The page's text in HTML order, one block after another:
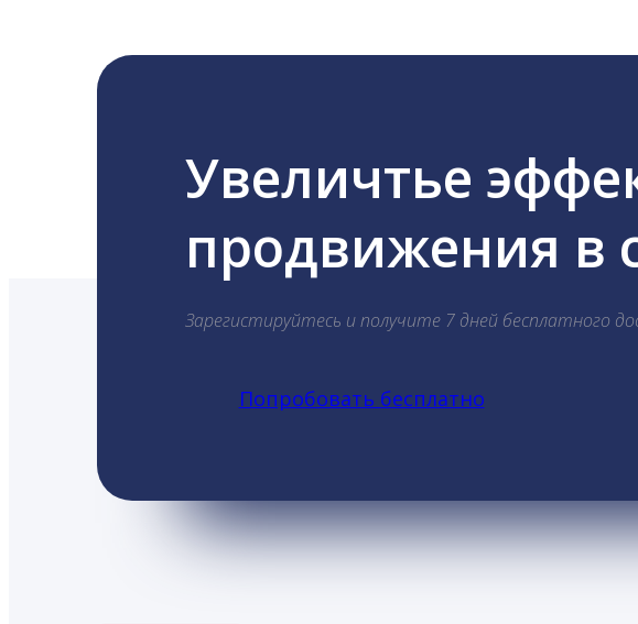
Увеличтье
продвижения в
Зарегистируйтесь и получите 7 дней бесплатного
Попробовать бесплатно